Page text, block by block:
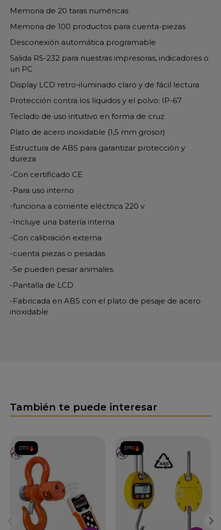
Memoria de 20 taras numéricas
Memoria de 100 productos para cuenta-piezas
Desconexión automática programable
Salida RS-232 para nuestras impresoras, indicadores o
un PC
Display LCD retro-iluminado claro y de fácil lectura
Protección contra los líquidos y el polvo: IP-67
Teclado de uso intuitivo en forma de cruz
Plato de acero inoxidable (1,5 mm grosor)
Estructura de ABS para garantizar protección y
dureza
-Con certificado CE
-Para uso interno
-funciona a corriente eléctrica 220 v
-Incluye una batería interna
-Con calibración externa
-cuenta piezas o pesadas
-Se pueden pesar animales.
-Pantalla de LCD
-Fabricada en ABS con el plato de pesaje de acero
inoxidable
También te puede interesar
DTO. DTO.